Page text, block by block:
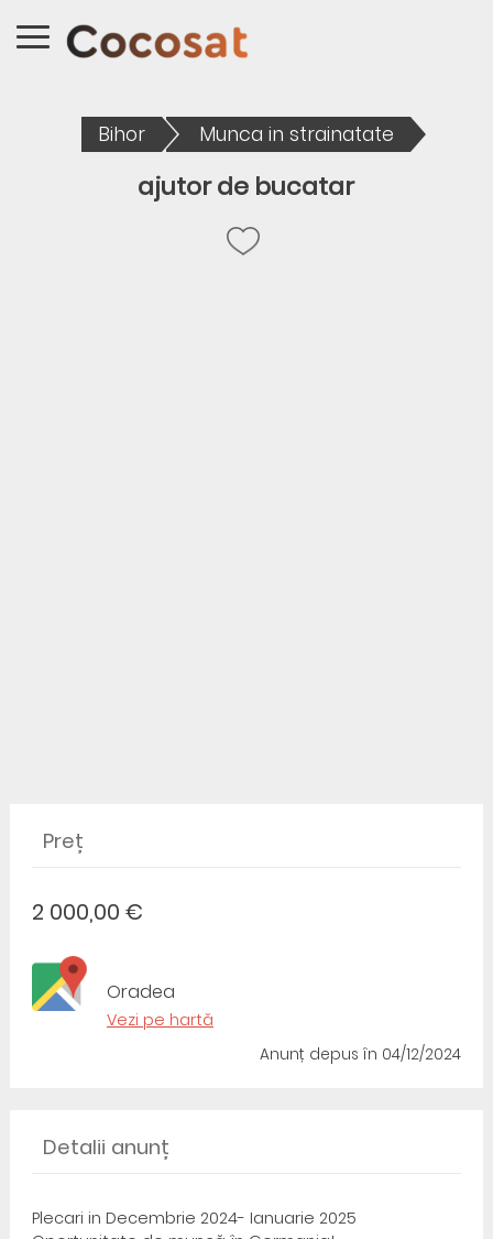
Bihor Munca in strainatate
ajutor de bucatar
Preț
2 000,00 €
Oradea
Vezi pe hartă
Anunț depusîn 04/12/2024
Detalii anunț
Plecari in Decembrie 2024- Ianuarie 2025